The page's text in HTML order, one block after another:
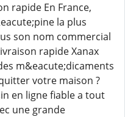
rapide En France,
la plus
son nom commercial
rapide Xanax
m&eacute;dicaments
votre maison ?
en ligne fiable a tout
une grande